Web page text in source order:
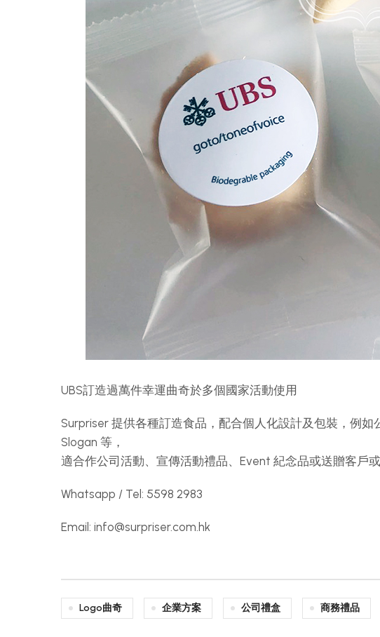
UBS訂造過萬件幸運曲奇於多個國家活動使用
Surpriser 提供各種訂造食品，配合個人化設計及包裝，例
Slogan 等，
適合作公司活動、宣傳活動禮品、Event 紀念品或送贈客戶
Whatsapp / Tel: 5598 2983
Email: info@surpriser.com.hk
Logo曲奇 企業方案 公司禮盒 商務禮品